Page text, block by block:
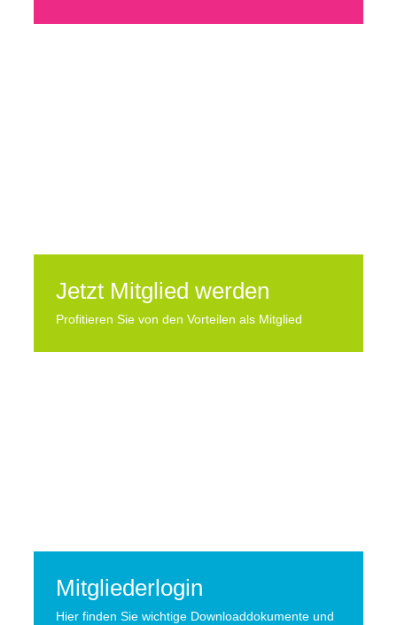
Jetzt Mitglied werden
Profitieren Sie von den Vorteilen als Mitglied
Mitgliederlogin
Hier finden Sie wichtige Downloaddokumente und